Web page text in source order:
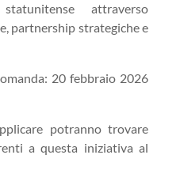
attraverso
partnership strategiche e
20 febbraio 2026
potranno trovare
a questa iniziativa al